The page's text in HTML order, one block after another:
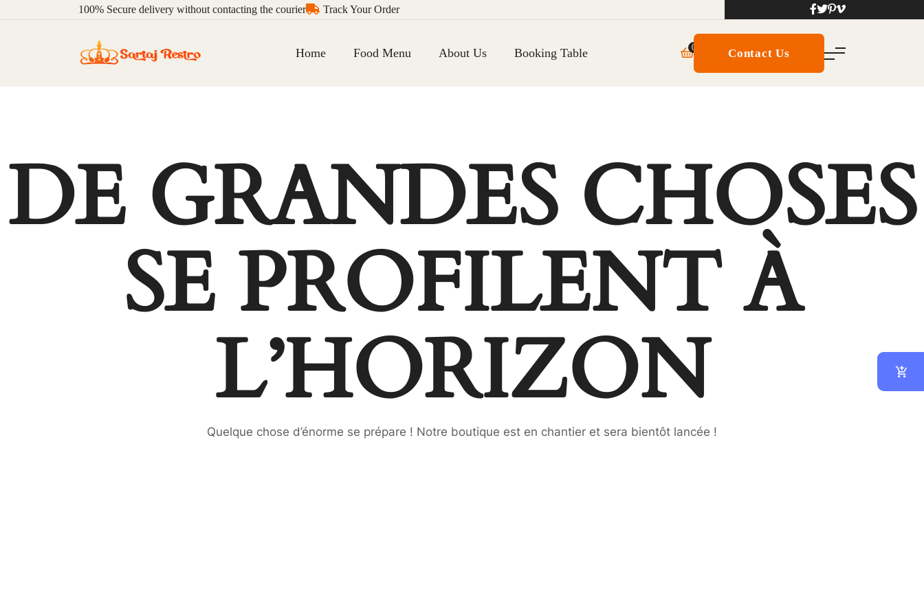
100% Secure delivery without contacting the courier Track Your Order
Home Food Menu About Us Booking Table 0 Contact Us
DE GRANDES CHOSES
SE PROFILENT À
L’HORIZON
Quelque chose d’énorme se prépare ! Notre boutique est en chantier et sera bientôt lancée !